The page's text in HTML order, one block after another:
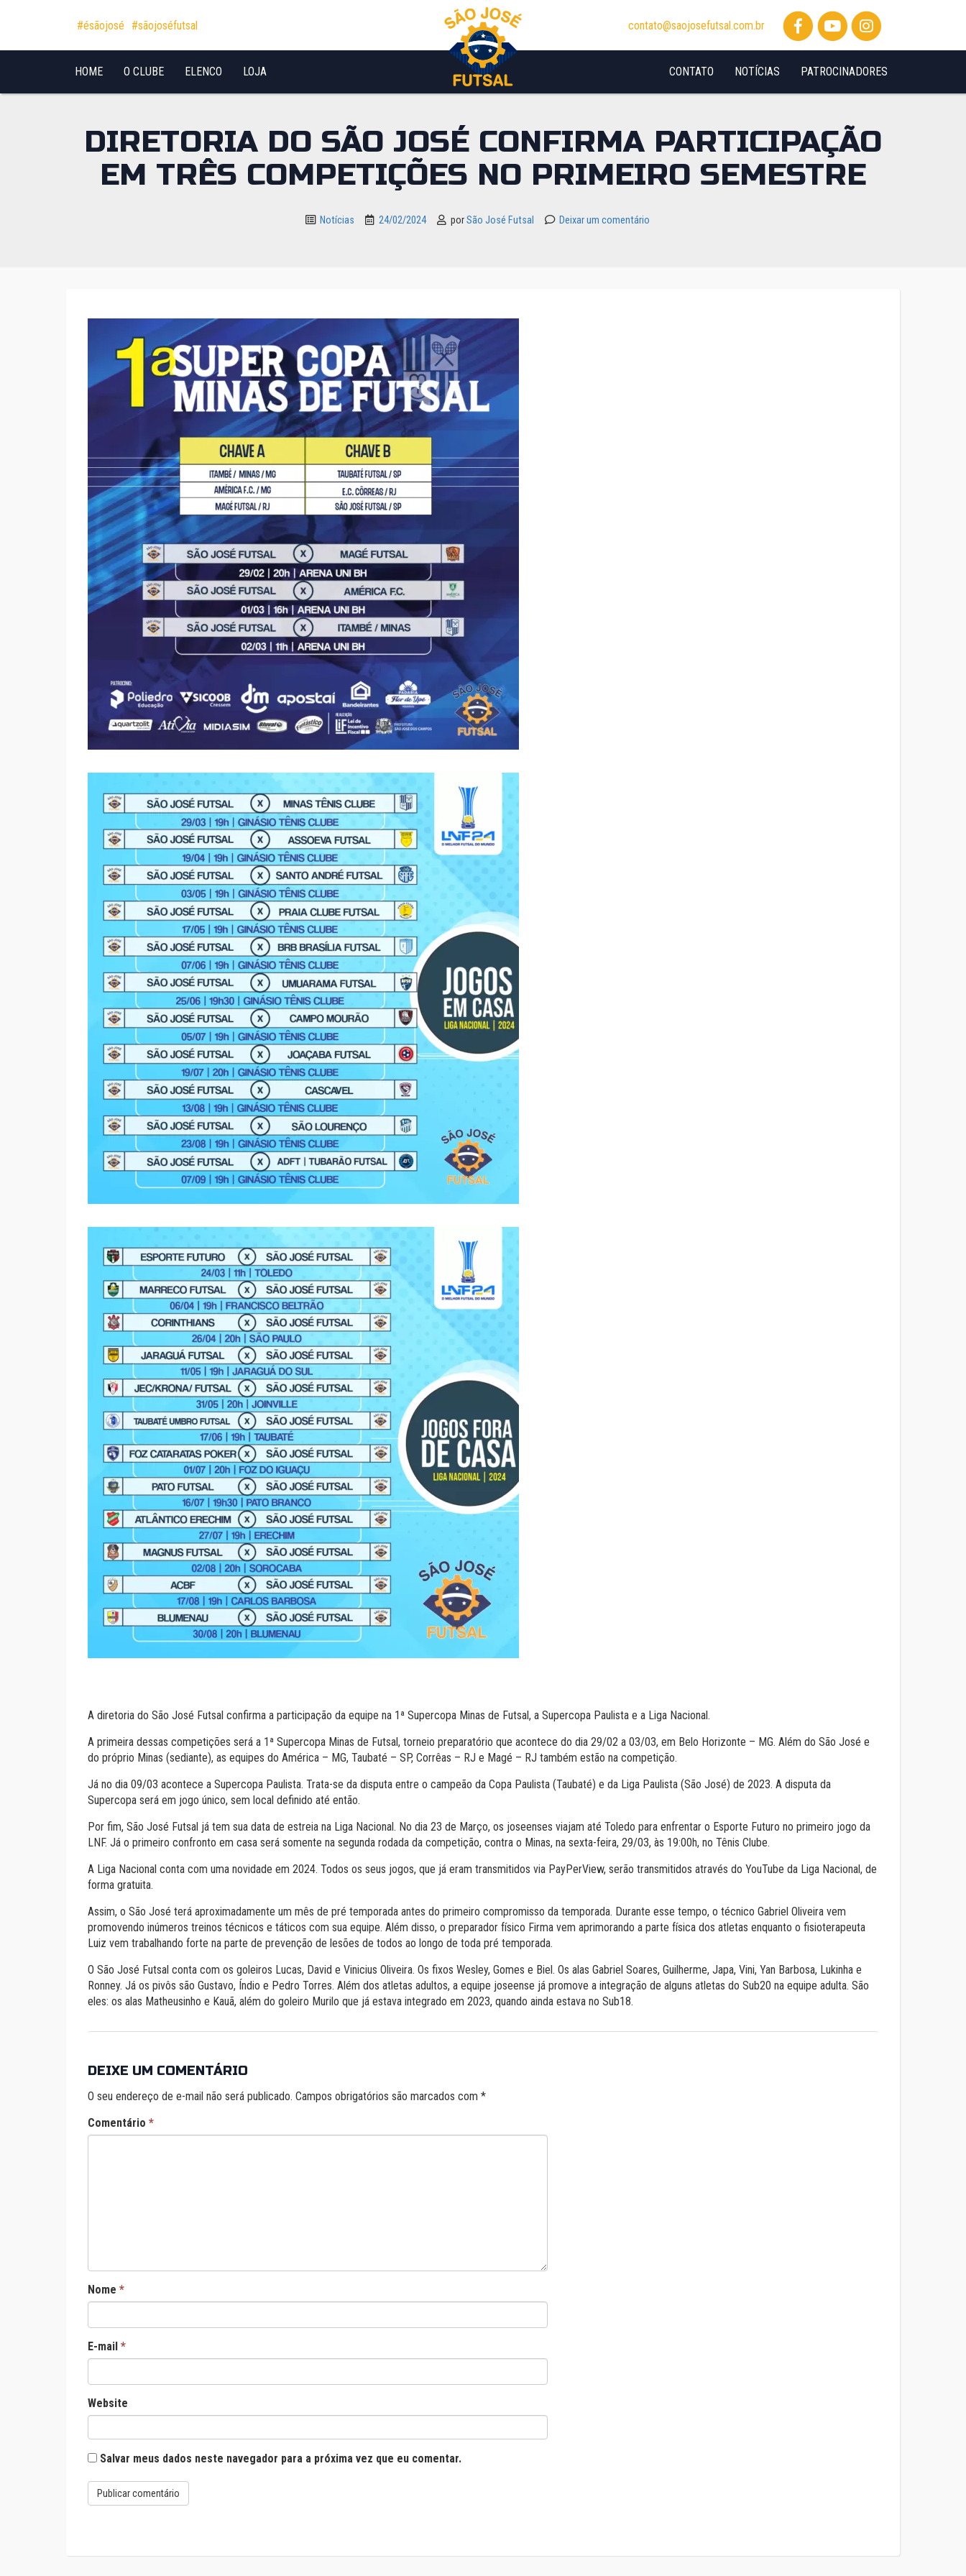
Pular para o conteúdo
#ésãojosé #sãojoséfutsal contato@saojosefutsal.com.br
HOME O CLUBE ELENCO LOJA PATROCINADORES
NOTÍCIAS
CONTATO
DIRETORIA DO SÃO JOSÉ CONFIRMA PARTICIPAÇÃO
EM TRÊS COMPETIÇÕES NO PRIMEIRO SEMESTRE
Notícias 24/02/2024 porSão José Futsal Deixar um comentário
A diretoria do São José Futsal confirma a participação da equipe na 1ª Supercopa Minas de Futsal, a Supercopa Paulista e a Liga Nacional.
A primeira dessas competições será a 1ª Supercopa Minas de Futsal, torneio preparatório que acontece do dia 29/02 a 03/03, em Belo Horizonte – MG. Além do São José e
do próprio Minas (sediante), as equipes do América – MG, Taubaté – SP, Corrêas – RJ e Magé – RJ também estão na competição.
Já no dia 09/03 acontece a Supercopa Paulista. Trata-se da disputa entre o campeão da Copa Paulista (Taubaté) e da Liga Paulista (São José) de 2023. A disputa da
Supercopa será em jogo único, sem local definido até então.
Por fim, São José Futsal já tem sua data de estreia na Liga Nacional. No dia 23 de Março, os joseenses viajam até Toledo para enfrentar o Esporte Futuro no primeiro jogo da
LNF. Já o primeiro confronto em casa será somente na segunda rodada da competição, contra o Minas, na sexta-feira, 29/03, às 19:00h, no Tênis Clube.
A Liga Nacional conta com uma novidade em 2024. Todos os seus jogos, que já eram transmitidos via PayPerView, serão transmitidos através do YouTube da Liga Nacional, de
forma gratuita.
Assim, o São José terá aproximadamente um mês de pré temporada antes do primeiro compromisso da temporada. Durante esse tempo, o técnico Gabriel Oliveira vem
promovendo inúmeros treinos técnicos e táticos com sua equipe. Além disso, o preparador físico Firma vem aprimorando a parte física dos atletas enquanto o fisioterapeuta
Luiz vem trabalhando forte na parte de prevenção de lesões de todos ao longo de toda pré temporada.
O São José Futsal conta com os goleiros Lucas, David e Vinicius Oliveira. Os fixos Wesley, Gomes e Biel. Os alas Gabriel Soares, Guilherme, Japa, Vini, Yan Barbosa, Lukinha e
Ronney. Já os pivôs são Gustavo, Índio e Pedro Torres. Além dos atletas adultos, a equipe joseense já promove a integração de alguns atletas do Sub20 na equipe adulta. São
eles: os alas Matheusinho e Kauã, além do goleiro Murilo que já estava integrado em 2023, quando ainda estava no Sub18.
DEIXE UM COMENTÁRIO
O seu endereço de e-mail não será publicado. Campos obrigatórios são marcados com *
Comentário *
Nome *
E-mail *
Website
Salvar meus dados neste navegador para a próxima vez que eu comentar.